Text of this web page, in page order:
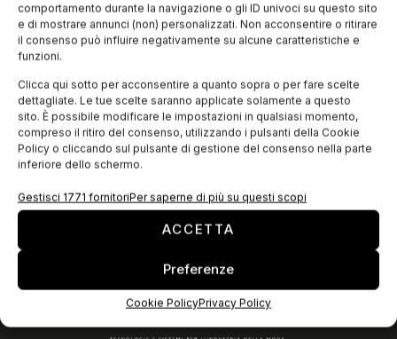
comportamento durante la navigazione o gli ID univoci su questo sito
e di mostrare annunci (non) personalizzati. Non acconsentire o ritirare
il consenso può influire negativamente su alcune caratteristiche e
funzioni.
Clicca qui sotto per acconsentire a quanto sopra o per fare scelte
dettagliate. Le tue scelte saranno applicate solamente a questo
sito. È possibile modificare le impostazioni in qualsiasi momento,
compreso il ritiro del consenso, utilizzando i pulsanti della Cookie
Policy o cliccando sul pulsante di gestione del consenso nella parte
inferiore dello schermo.
Gestisci 1771 fornitoriPer saperne di più su questi scopi
ACCETTA
Preferenze
Cookie PolicyPrivacy Policy
EDICOLA WEB
ISCRIVITI ALLA NEWSLETTER